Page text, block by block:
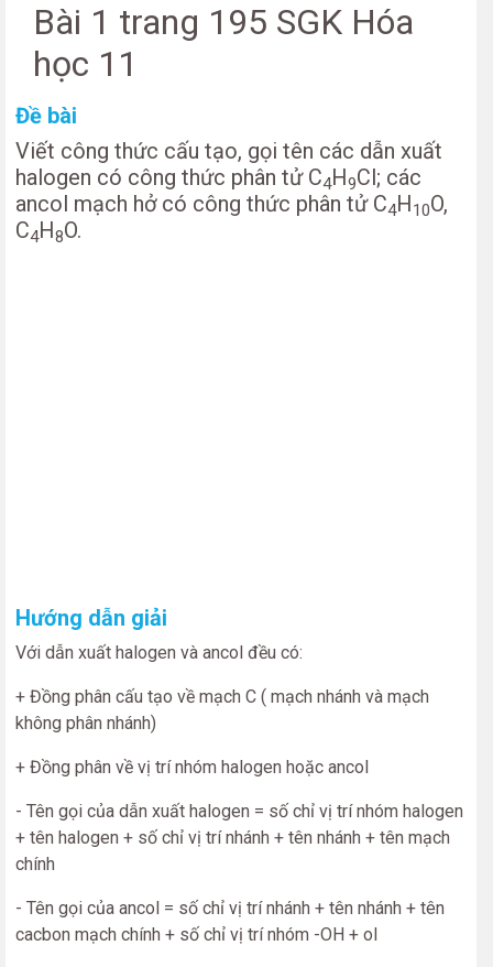
Bài 1 trang 195 SGK Hóa
học 11
Đề bài
Viết công thức cấu tạo, gọi tên các dẫn xuất
halogen có công thức phân tử C4H9Cl; các
ancol mạch hở có công thức phân tử C4H10O,
C4H8O.
Hướng dẫn giải
Với dẫn xuất halogen và ancol đều có:
+ Đồng phân cấu tạo về mạch C ( mạch nhánh và mạch
không phân nhánh)
+ Đồng phân về vị trí nhóm halogen hoặc ancol
- Tên gọi của dẫn xuất halogen = số chỉ vị trí nhóm halogen
+ tên halogen + số chỉ vị trí nhánh + tên nhánh + tên mạch
chính
- Tên gọi của ancol = số chỉ vị trí nhánh + tên nhánh + tên
cacbon mạch chính + số chỉ vị trí nhóm -OH + ol